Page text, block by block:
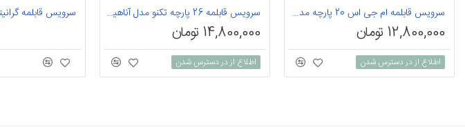
سرویس قابلمه ام جی اس 20 پارچه مدل korea c
12,800,000 تومان
اطلاع از در دسترس شدن
سرویس قابلمه 26 پارچه تکنو مدل آناهیتا صورتی
14,800,000 تومان
اطلاع از در دسترس شدن